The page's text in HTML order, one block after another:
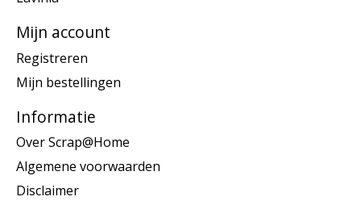
Mijn account
Registreren
Mijn bestellingen
Informatie
Over Scrap@Home
Algemene voorwaarden
Disclaimer